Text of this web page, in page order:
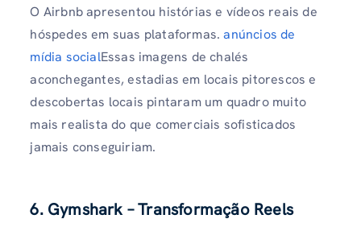
O Airbnb apresentou histórias e vídeos reais de
hóspedes em suas plataformas.anúncios de
mídia socialEssas imagens de chalés
aconchegantes, estadias em locais pitorescos e
descobertas locais pintaram um quadro muito
mais realista do que comerciais sofisticados
jamais conseguiriam.
6. Gymshark – Transformação Reels